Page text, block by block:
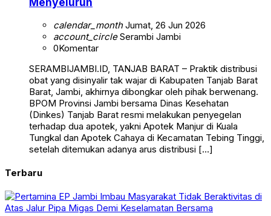
account_circleSerambi Jambi
0Komentar
obat yang disinyalir tak wajar di Kabupaten Tanjab Barat
Barat, Jambi, akhirnya dibongkar oleh pihak berwenang.
BPOM Provinsi Jambi bersama Dinas Kesehatan
(Dinkes) Tanjab Barat resmi melakukan penyegelan
terhadap dua apotek, yakni Apotek Manjur di Kuala
Tungkal dan Apotek Cahaya di Kecamatan Tebing Tinggi,
setelah ditemukan adanya arus distribusi […]
Berita Daerah Jambi